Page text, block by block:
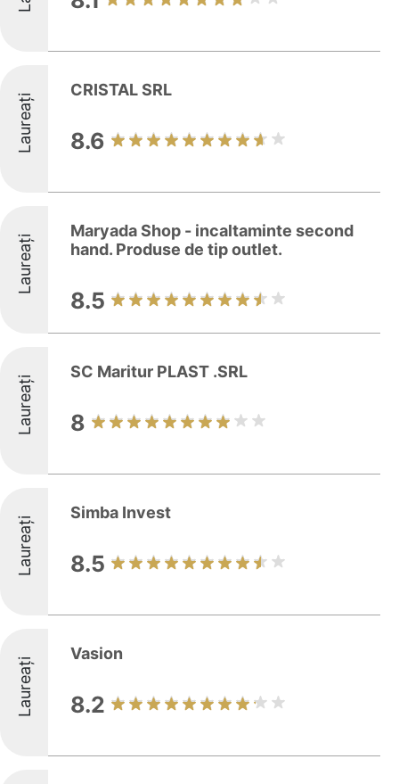
Laureați
CRISTAL SRL
8.6
Laureați
Maryada Shop - incaltaminte second
hand. Produse de tip outlet.
8.5
Laureați
SC Maritur PLAST .SRL
8
Laureați
Simba Invest
8.5
Laureați
Vasion
8.2